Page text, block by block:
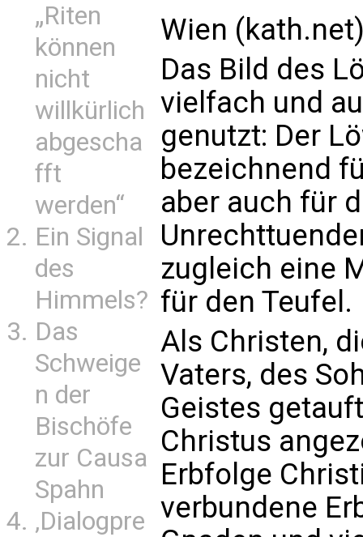
„Riten
können
nicht
willkürlich
abgescha
fft
werden“
Ein Signal
des
Himmels?
Das
Schweige
n der
Bischöfe
zur Causa
Spahn
‚Dialogpre
Wien
Das Bild des
vielfach und
genutzt: Der
bezeichnend
aber auch für
zugleich eine
für den Teufel.
Als Christen,
Vaters, des
Geistes
Christus
Erbfolge
verbundene